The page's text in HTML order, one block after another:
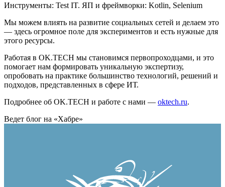
Инструменты: Test IT. ЯП и фреймворки: Kotlin, Selenium
Мы можем влиять на развитие социальных сетей и делаем это
— здесь огромное поле для экспериментов и есть нужные для
этого ресурсы.
Работая в OK.TECH мы становимся первопроходцами, и это
помогает нам формировать уникальную экспертизу,
опробовать на практике большинство технологий, решений и
подходов, представленных в сфере ИТ.
Подробнее об OK.TECH и работе с нами — oktech.ru.
Ведет блог на «Хабре»